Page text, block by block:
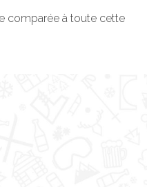
comparée à toute cette